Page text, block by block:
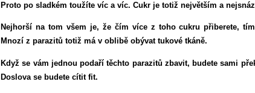
Proto po sladkém toužíte víc a víc. Cukr je totiž největším a
Nejhorší na tom všem je, že čím více z toho cukru přiberete,
Mnozí z parazitů totiž má v oblibě obývat tukové tkáně.
Když se vám jednou podaří těchto parazitů zbavit, budete sami
Doslova se budete cítit fit.